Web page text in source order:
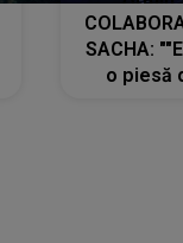
SACHA:
o piesă